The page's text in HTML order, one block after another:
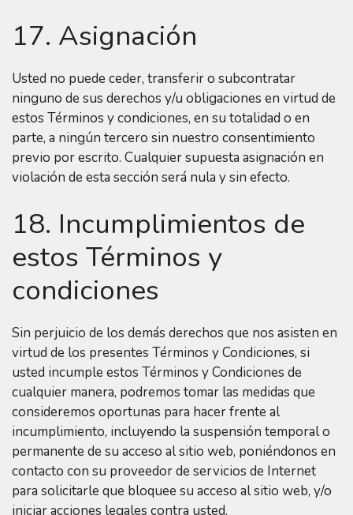
17. Asignación
Usted no puede ceder, transferir o subcontratar
ninguno de sus derechos y/u obligaciones en virtud de
estos Términos y condiciones, en su totalidad o en
parte, a ningún tercero sin nuestro consentimiento
previo por escrito. Cualquier supuesta asignación en
violación de esta sección será nula y sin efecto.
18. Incumplimientos de
estos Términos y
condiciones
Sin perjuicio de los demás derechos que nos asisten en
virtud de los presentes Términos y Condiciones, si
usted incumple estos Términos y Condiciones de
cualquier manera, podremos tomar las medidas que
consideremos oportunas para hacer frente al
incumplimiento, incluyendo la suspensión temporal o
permanente de su acceso al sitio web, poniéndonos en
contacto con su proveedor de servicios de Internet
para solicitarle que bloquee su acceso al sitio web, y/o
iniciar acciones legales contra usted.